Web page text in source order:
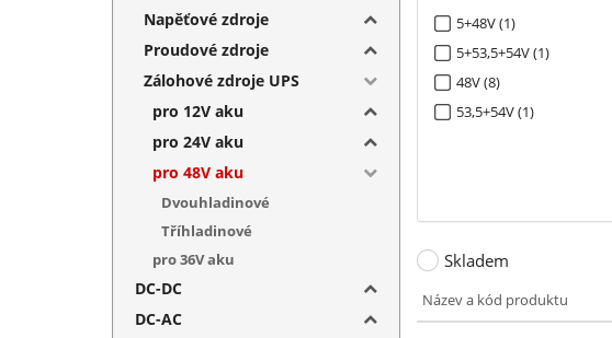
5+48V (1)
5+53,5+54V (1)
48V (8)
53,5+54V (1)
Skladem
Název a kód produktu
Napěťové zdroje
Proudové zdroje
Zálohové zdroje UPS
pro 12V aku
pro 24V aku
pro 48V aku
Dvouhladinové
Tříhladinové
pro 36V aku
DC-DC
DC-AC